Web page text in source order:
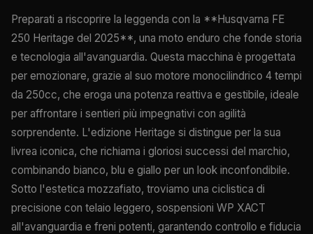
Preparati a riscoprire la leggenda con la **Husqvarna FE
250 Heritage del 2025**, una moto enduro che fonde storia
e tecnologia all'avanguardia. Questa macchina è progettata
per emozionare, grazie al suo motore monocilindrico 4 tempi
da 250cc, che eroga una potenza reattiva e gestibile, ideale
per affrontare i sentieri più impegnativi con agilità
sorprendente. L'edizione Heritage si distingue per la sua
livrea iconica, che richiama i gloriosi successi del marchio,
combinando bianco, blu e giallo per un look inconfondibile.
Sotto l'estetica mozzafiato, troviamo una ciclistica di
precisione con telaio leggero, sospensioni WP XACT
all'avanguardia e freni potenti, garantendo controllo e fiducia